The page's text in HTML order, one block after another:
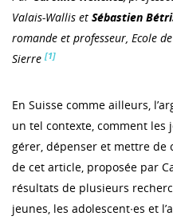
Valais-Wallis et Sébastien
romande et professeur, Ecole
Sierre [1]
En Suisse comme ailleurs,
un tel contexte, comment
gérer, dépenser et mettre de
de cet article, proposée par
résultats de plusieurs
jeunes, les adolescent∙es et